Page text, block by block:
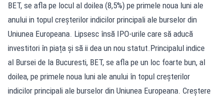
BET, se afla pe locul al doilea (8,5%) pe primele noua luni ale
anului in topul creșterilor indicilor principali ale burselor din
Uniunea Europeana. Lipsesc însă IPO-urile care să aducă
investitori în piața și să ii dea un nou statut.Principalul indice
al Bursei de la Bucuresti, BET, se afla pe un loc foarte bun, al
doilea, pe primele noua luni ale anului în topul creșterilor
indicilor principali ale burselor din Uniunea Europeana. Creștere